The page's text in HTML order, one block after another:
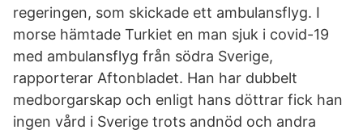
regeringen, som skickade ett ambulansflyg. I
morse hämtade Turkiet en man sjuk i covid-19
med ambulansflyg från södra Sverige,
rapporterar Aftonbladet. Han har dubbelt
medborgarskap och enligt hans döttrar fick han
ingen vård i Sverige trots andnöd och andra